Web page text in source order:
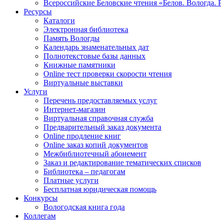
Всероссийские Беловские чтения «Белов. Вологда.
Ресурсы
Каталоги
Электронная библиотека
Память Вологды
Календарь знаменательных дат
Полнотекстовые базы данных
Книжные памятники
Online тест проверки скорости чтения
Виртуальные выставки
Услуги
Перечень предоставляемых услуг
Интернет-магазин
Виртуальная справочная служба
Предварительный заказ документа
Online продление книг
Online заказ копий документов
Межбиблиотечный абонемент
Заказ и редактирование тематических списков
Библиотека – педагогам
Платные услуги
Бесплатная юридическая помощь
Конкурсы
Вологодская книга года
Коллегам